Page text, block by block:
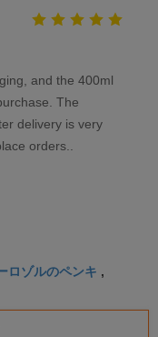
and the 400ml
The
delivery is very
orders..
ロゾルのペンキ ,